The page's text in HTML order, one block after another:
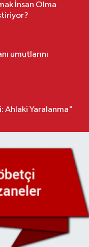
Olma
umutlarını
"Vicdanın Mahkemesi: Ahlaki Yaralanma"